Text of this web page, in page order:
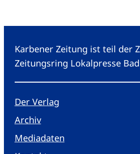
Karbener Zeitung ist teil der
Zeitungsring Lokalpresse
Der Verlag
Archiv
Mediadaten